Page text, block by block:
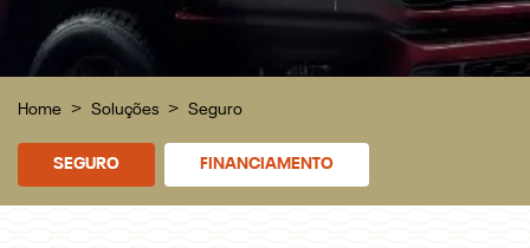
Home Soluções Seguro
FINANCIAMENTO
SEGURO